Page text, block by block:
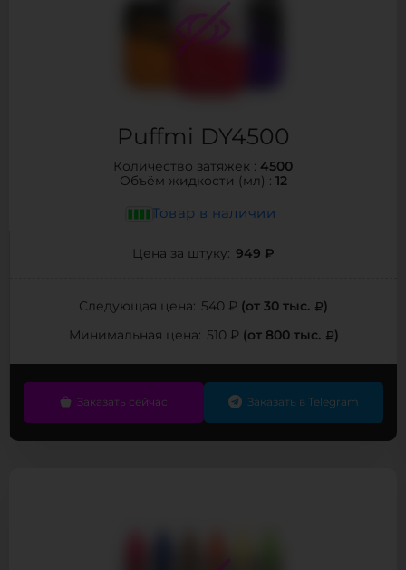
Puffmi DY4500
Количество затяжек : 4500
Объём жидкости (мл) : 12
Товар в наличии
Цена за штуку: 949 ₽
Следующая цена: 540 ₽ (от 30 тыс. )
Минимальная цена: 510 ₽ (от 800 тыс. )
Заказать сейчас Заказать в Telegram